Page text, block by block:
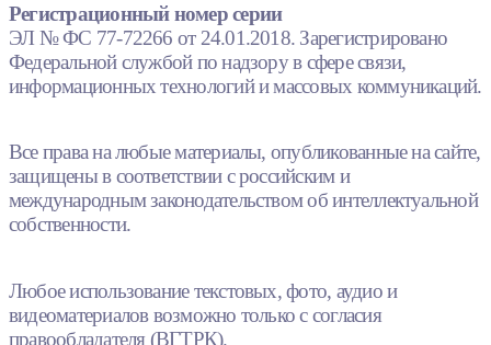
Регистрационный номер серии
ЭЛ № ФС 77-72266 от 24.01.2018. Зарегистрировано
Федеральной службой по надзору в сфере связи,
информационных технологий и массовых коммуникаций.
Все права на любые материалы, опубликованные на сайте,
защищены в соответствии с российским и
международным законодательством об интеллектуальной
собственности.
Любое использование текстовых, фото, аудио и
видеоматериалов возможно только с согласия
правообладателя (ВГТРК).